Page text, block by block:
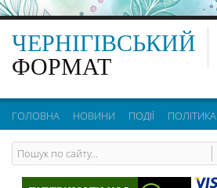
ЧЕРНІГІВСЬКИЙ
ФОРМАТ
ГОЛОВНА НОВИНИ ПОДІЇ ПОЛІТИКА